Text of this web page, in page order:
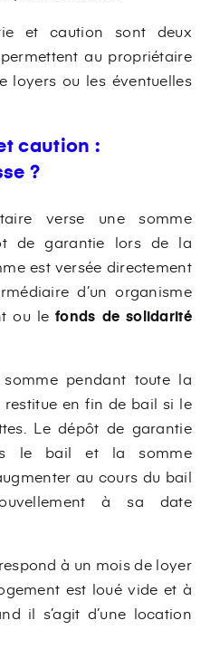
et caution sont deux
au propriétaire
loyers ou les éventuelles
caution :
?
verse une somme
de garantie lors de la
est versée directement
d’un organisme
ou le fonds de solidarité
pendant toute la
en fin de bail si le
Le dépôt de garantie
le bail et la somme
au cours du bail
à sa date
à un mois de loyer
est loué vide et à
il s’agit d’une location